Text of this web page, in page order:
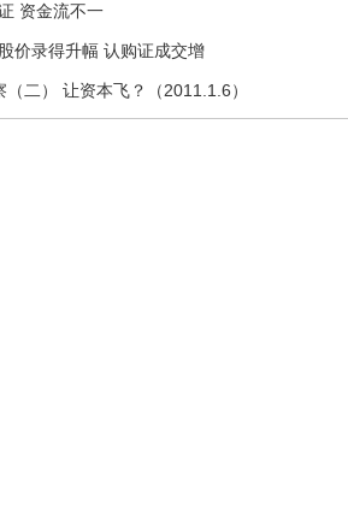
资金流不一
价录得升幅 认购证成交增
二） 让资本飞？（2011.1.6）